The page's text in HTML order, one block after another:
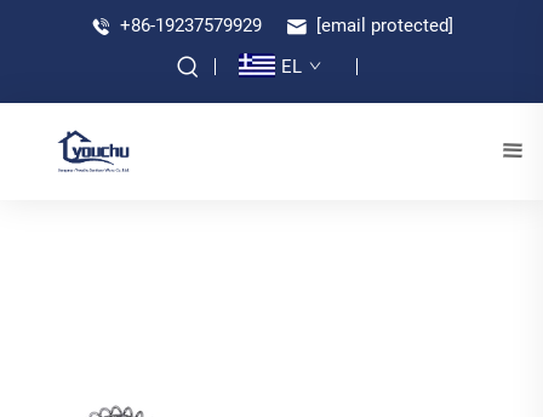
+86-19237579929
[email protected]
EL